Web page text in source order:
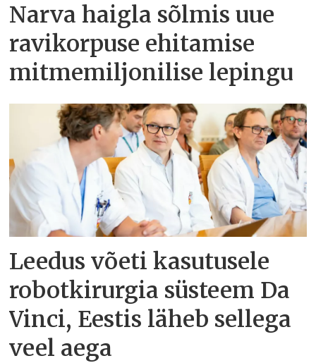
Narva haigla sõlmis uue
ravikorpuse ehitamise
mitmemiljonilise lepingu
Leedus võeti kasutusele
robotkirurgia süsteem Da
Vinci, Eestis läheb sellega
veel aega